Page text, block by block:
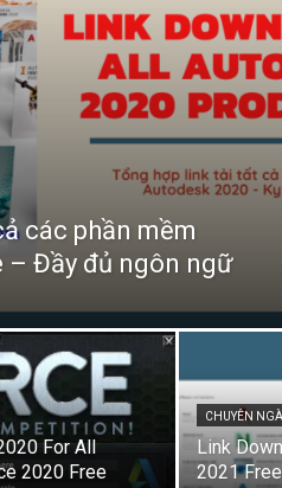
các phần mềm
– Đầy đủ ngôn ngữ
For All
2020 Free
CHUYÊN
Link
2021